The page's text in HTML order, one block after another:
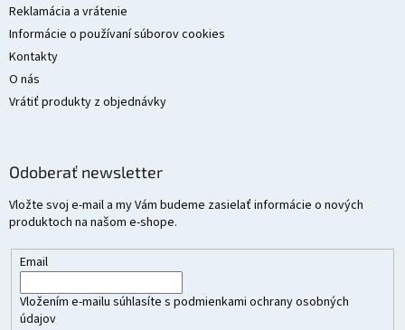
Reklamácia a vrátenie
Informácie o používaní súborov cookies
Kontakty
O nás
Vrátiť produkty z objednávky
Odoberať newsletter
Vložte svoj e-mail a my Vám budeme zasielať informácie o nových
produktoch na našom e-shope.
Email
Vložením e-mailu súhlasíte s podmienkami ochrany osobných
údajov